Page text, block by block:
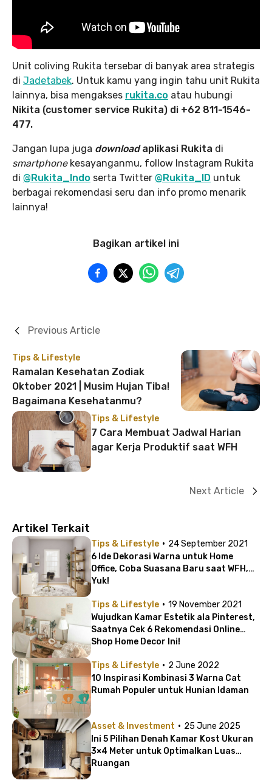
Unit coliving Rukita tersebar di banyak area strategis
di Jadetabek. Untuk kamu yang ingin tahu unit Rukita
lainnya, bisa mengakses rukita.co atau hubungi
Nikita (customer service Rukita) di +62 811-1546-
477.
Jangan lupa juga downloadaplikasi Rukita di
smartphone kesayanganmu, follow Instagram Rukita
di @Rukita_Indo serta Twitter @Rukita_ID untuk
berbagai rekomendasi seru dan info promo menarik
lainnya!
Bagikan artikel ini
Tips & Lifestyle
Ramalan Kesehatan Zodiak
Oktober 2021 | Musim Hujan Tiba!
Bagaimana Kesehatanmu?
Previous Article
Tips & Lifestyle
7 Cara Membuat Jadwal Harian
agar Kerja Produktif saat WFH
Next Article
Artikel Terkait
Tips & Lifestyle · 24 September 2021
6 Ide Dekorasi Warna untuk Home
Office, Coba Suasana Baru saat WFH,
Yuk!
Tips & Lifestyle · 19 November 2021
Wujudkan Kamar Estetik ala Pinterest,
Saatnya Cek 6 Rekomendasi Online
Shop Home Decor Ini!
Tips & Lifestyle · 2 June 2022
10 Inspirasi Kombinasi 3 Warna Cat
Rumah Populer untuk Hunian Idaman
Asset & Investment · 25 June 2025
Ini 5 Pilihan Denah Kamar Kost Ukuran
3×4 Meter untuk Optimalkan Luas
Ruangan